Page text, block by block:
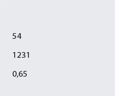
54
1231
0,65